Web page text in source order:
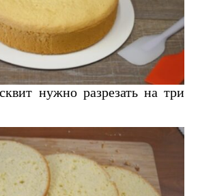
нужно разрезать на три